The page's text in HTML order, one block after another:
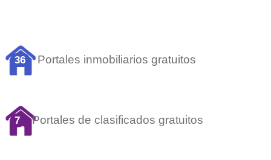
36 Portales inmobiliarios gratuitos
7 Portales de clasificados gratuitos